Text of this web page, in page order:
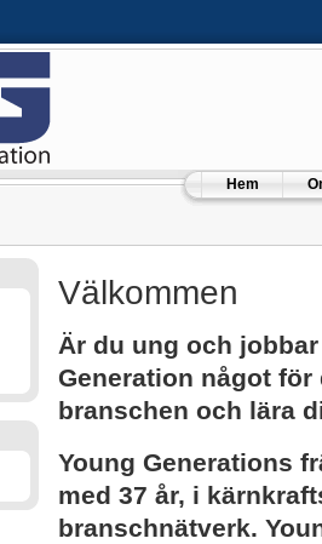
Hem
Välkommen
Är du ung och
Generation något
branschen och lära
Young Generations
med 37 år, i
branschnätverk.